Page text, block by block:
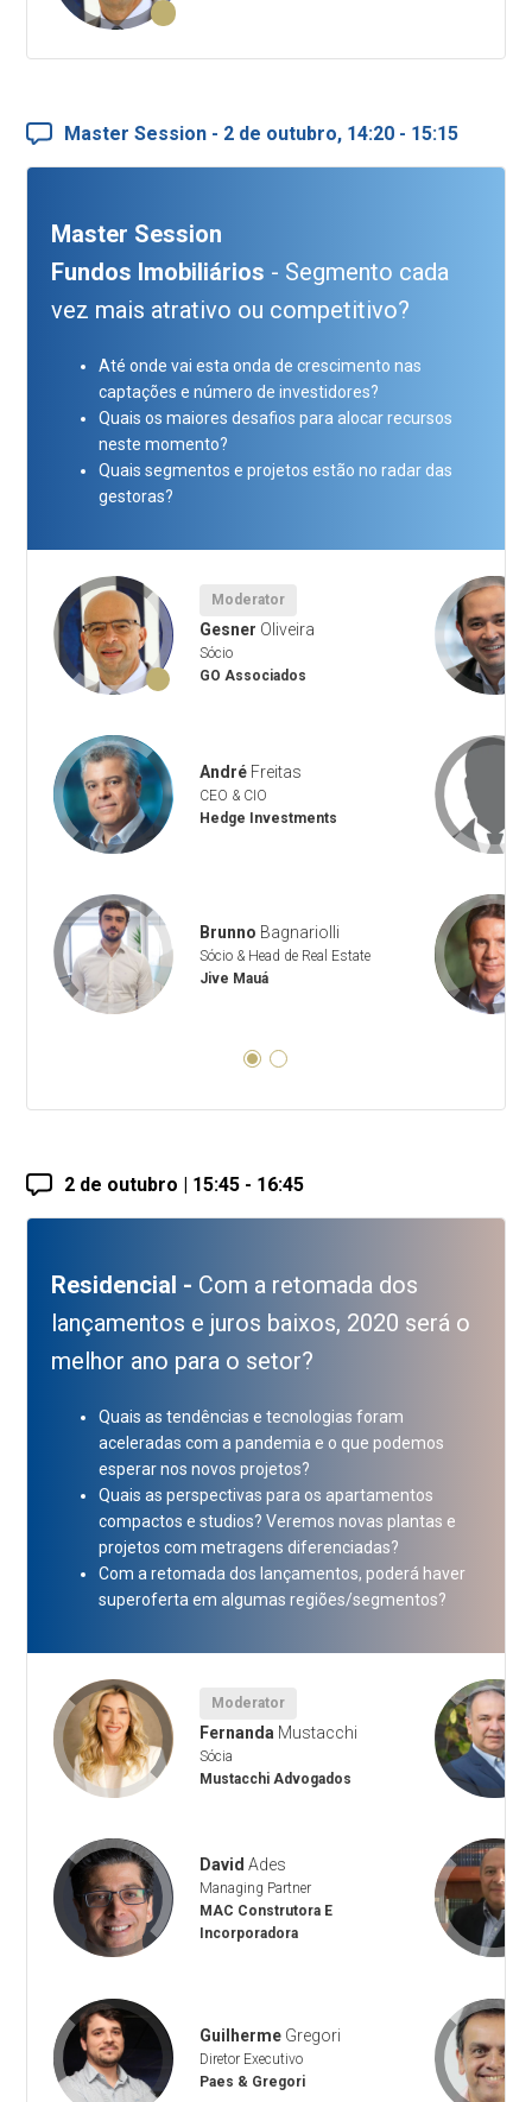
Master Session - 2 de outubro, 14:20 - 15:15
Master Session
Fundos Imobiliários - Segmento cada
vez mais atrativo ou competitivo?
Até onde vai esta onda de crescimento nas
captações e número de investidores?
Quais os maiores desafios para alocar recursos
neste momento?
Quais segmentos e projetos estão no radar das
gestoras?
Moderator
Gesner Oliveira
Sócio
GO Associados
AndréFreitas
CEO & CIO
Hedge Investments
Brunno Bagnariolli
Sócio & Head de Real Estate
Jive Mauá
2 de outubro | 15:45 - 16:45
Residencial - Com a retomada dos
lançamentos e juros baixos, 2020 será o
melhor ano para o setor?
Quais as tendências e tecnologias foram
aceleradas com a pandemia e o que podemos
esperar nos novos projetos?
Quais as perspectivas para os apartamentos
compactos e studios? Veremos novas plantas e
projetos com metragens diferenciadas?
Com a retomada dos lançamentos, poderá haver
superoferta em algumas regiões/segmentos?
Moderator
Fernanda Mustacchi
Sócia
Mustacchi Advogados
David Ades
Managing Partner
MAC Construtora E
Incorporadora
GuilhermeGregori
Diretor Executivo
Paes & Gregori